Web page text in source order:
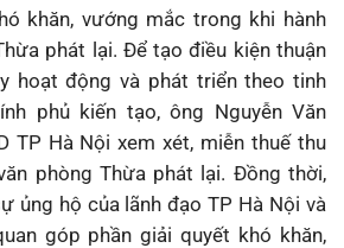
khăn, vướng mắc trong khi hành
phát lại. Để tạo điều kiện thuận
hoạt động và phát triển theo tinh
phủ kiến tạo, ông Nguyễn Văn
TP Hà Nội xem xét, miễn thuế thu
phòng Thừa phát lại. Đồng thời,
ủng hộ của lãnh đạo TP Hà Nội và
góp phần giải quyết khó khăn,